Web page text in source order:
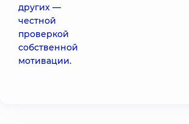
других —
честной
проверкой
собственной
мотивации.